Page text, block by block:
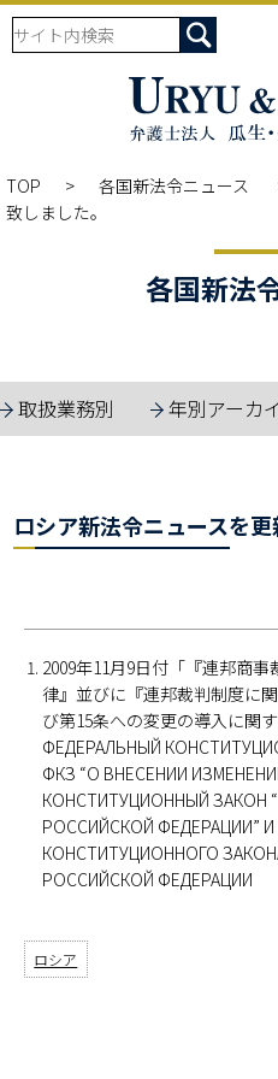
TOP 各国新法令ニュース
致しました。
各国新法
取扱業務別 年別アーカ
ロシア新法令ニュースを更
2009年11月9日付「『連邦商
律』並びに『連邦裁判制度に
び第15条への変更の導入に関
ФЕДЕРАЛЬНЫЙ
ФКЗ “О ВНЕСЕНИИ
КОНСТИТУЦИОННЫЙ ЗАКОН
РОССИЙСКОЙ ФЕДЕРАЦИИ” И
КОНСТИТУЦИОННОГО
РОССИЙСКОЙ ФЕДЕРАЦИИ
ロシア